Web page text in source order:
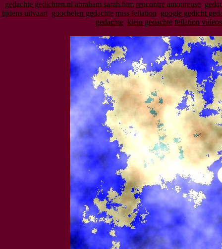
gedachte gedichten.nl abraham sarah.htm rencontre amoureuse
tijdens uitvaart goochelen gedachte miss fellation google gedicht
gedachte klein gedachte fellation videos